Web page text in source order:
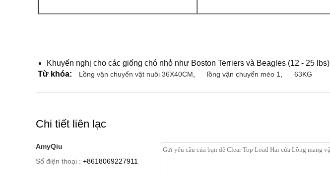
Khuyến nghị cho các giống chó nhỏ như Boston Terriers và Beagles (12 - 25 lbs)
Từ khóa:
Lồng vận chuyển vật nuôi 36X40CM lồng vận chuyển mèo 1 63KG
Chi tiết liên lạc
AmyQiu
Số điện thoại : +8618069227911